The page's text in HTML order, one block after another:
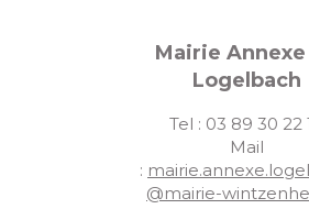
Mairie
Logelbach
Tel : 03 89 30 22
Mail
:
@mairie-